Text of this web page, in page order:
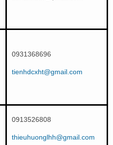
0931368696
tienhdcxht@gmail.com
0913526808
thieuhuonglhh@gmail.com